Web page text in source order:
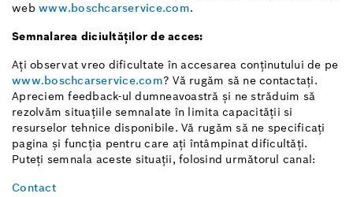
web www.boschcarservice.com.
Semnalarea diciultăților de acces:
Ați observat vreo dificultate în accesarea conținutului de pe
www.boschcarservice.com? Vă rugăm să ne contactați.
Apreciem feedback-ul dumneavoastră și ne străduim să
rezolvăm situațiile semnalate în limita capacității si
resurselor tehnice disponibile. Vă rugăm să ne specificați
pagina și funcția pentru care ați întâmpinat dificultăți.
Puteți semnala aceste situații, folosind următorul canal:
Contact